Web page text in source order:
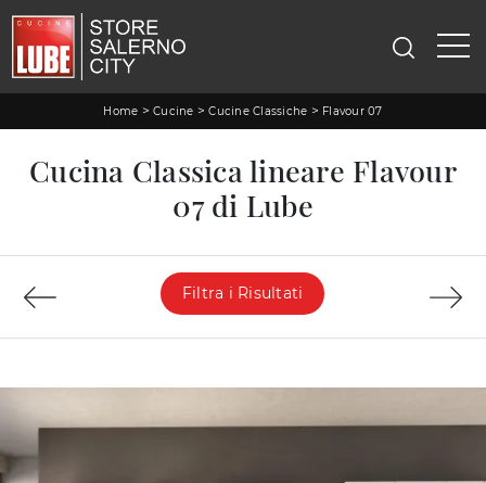
Home >Cucine >Cucine Classiche > Flavour 07
Cucina Classica lineare Flavour
07 di Lube
Filtra i Risultati